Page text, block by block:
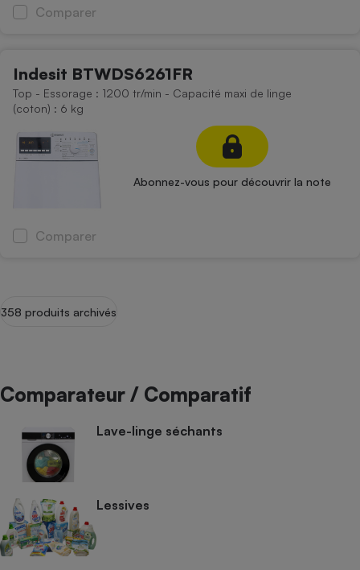
Comparer
Indesit BTWDS6261FR
Top - Essorage : 1200 tr/min - Capacité maxi de linge
(coton) : 6 kg
Abonnez-vous pour découvrir la note
Comparer
358 produits archivés
Comparateur / Comparatif
Lave-linge séchants
Lessives